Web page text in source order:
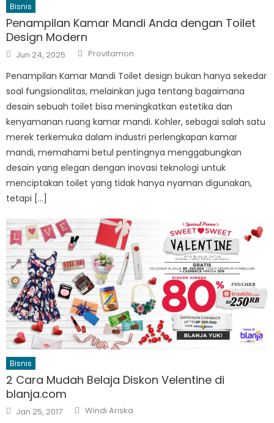
Bisnis
Penampilan Kamar Mandi Anda dengan Toilet
Design Modern
Posted
on
Jun 24, 2025 Author
Provitamon
Penampilan Kamar Mandi Toilet design bukan hanya sekedar
soal fungsionalitas, melainkan juga tentang bagaimana
desain sebuah toilet bisa meningkatkan estetika dan
kenyamanan ruang kamar mandi. Kohler, sebagai salah satu
merek terkemuka dalam industri perlengkapan kamar
mandi, memahami betul pentingnya menggabungkan
desain yang elegan dengan inovasi teknologi untuk
menciptakan toilet yang tidak hanya nyaman digunakan,
tetapi […]
Bisnis
2 Cara Mudah Belaja Diskon Velentine di
blanja.com
Posted
on
Jan 25, 2017 Author
Windi Ariska